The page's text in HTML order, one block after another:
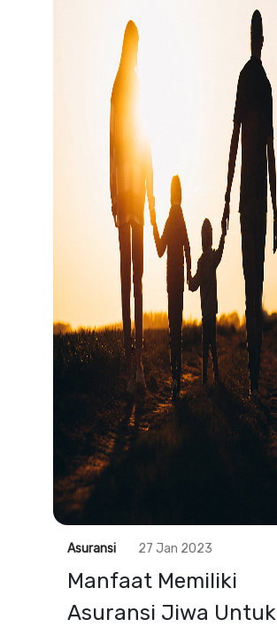
Asuransi 27 Jan 2023
Manfaat Memiliki
Asuransi Jiwa Untuk